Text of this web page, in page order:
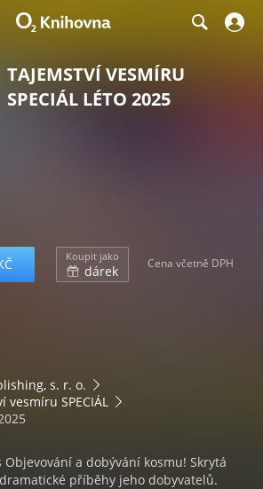
TAJEMSTVÍ VESMÍRU
SPECIÁL LÉTO 2025
Koupit jako
dárek Cena včetně DPH
s. r. o.
vesmíru SPECIÁL
Objevování a dobývání kosmu! Skrytá
příběhy jeho dobyvatelů.